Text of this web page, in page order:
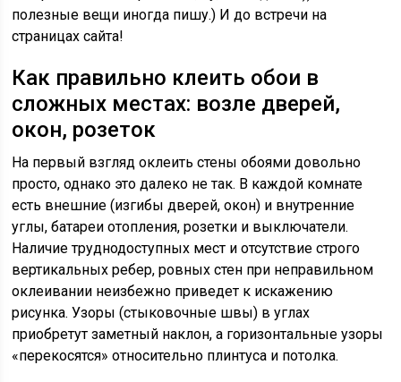
полезные вещи иногда пишу.) И до встречи на
страницах сайта!
Как правильно клеить обои в
сложных местах: возле дверей,
окон, розеток
На первый взгляд оклеить стены обоями довольно
просто, однако это далеко не так. В каждой комнате
есть внешние (изгибы дверей, окон) и внутренние
углы, батареи отопления, розетки и выключатели.
Наличие труднодоступных мест и отсутствие строго
вертикальных ребер, ровных стен при неправильном
оклеивании неизбежно приведет к искажению
рисунка. Узоры (стыковочные швы) в углах
приобретут заметный наклон, а горизонтальные узоры
«перекосятся» относительно плинтуса и потолка.